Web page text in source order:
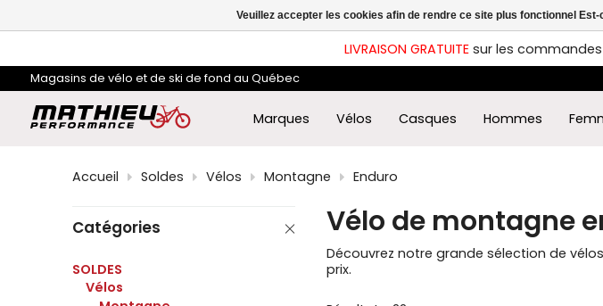
flèches
et
bas
sur
pour
accéder
au
résultat
LIVRAISON GRATUITEsur les
Magasins de vélo et de ski de fond au Québec
Marques Vélos Casques Hommes
Accueil Soldes Vélos Montagne Enduro
Catégories
SOLDES
Vélos
Vélo de montagne
Découvrez notre grande sélection de
prix.
Veuillez accepter les cookies afin de rendre ce site plus fonctionnel